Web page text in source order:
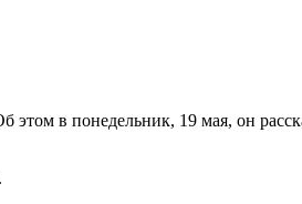
в понедельник, 19 мая, он